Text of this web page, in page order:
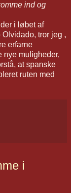
ind og
i løbet af
tror jeg ,
erfarne
nye muligheder,
at spanske
ruten med
i